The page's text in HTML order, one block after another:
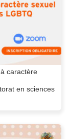
caractère
en sciences